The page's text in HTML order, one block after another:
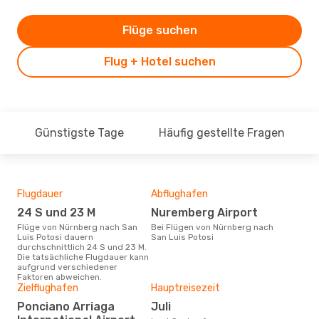
Flug + Hotel suchen
Flüge suchen
Günstigste Tage Häufig gestellte Fragen
Flugdauer
24 S und 23 M
Flüge von Nürnberg nach San
Luis Potosi dauern
durchschnittlich 24 S und 23 M.
Die tatsächliche Flugdauer kann
aufgrund verschiedener
Faktoren abweichen.
Abflughafen
Nuremberg Airport
Bei Flügen von Nürnberg nach
San Luis Potosi
Zielflughafen
Ponciano Arriaga
Hauptreisezeit
Juli